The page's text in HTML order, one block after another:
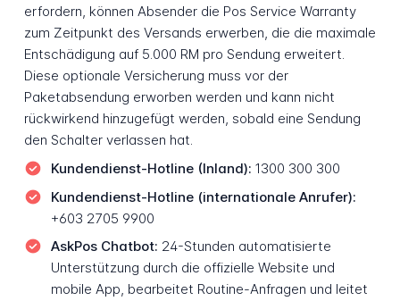
erfordern, können Absender die Pos Service Warranty
zum Zeitpunkt des Versands erwerben, die die maximale
Entschädigung auf 5.000 RM pro Sendung erweitert.
Diese optionale Versicherung muss vor der
Paketabsendung erworben werden und kann nicht
rückwirkend hinzugefügt werden, sobald eine Sendung
den Schalter verlassen hat.
Kundendienst-Hotline (Inland): 1300 300 300
Kundendienst-Hotline (internationale Anrufer):
+603 2705 9900
AskPos Chatbot: 24-Stunden automatisierte
Unterstützung durch die offizielle Website und
mobile App, bearbeitet Routine-Anfragen und leitet